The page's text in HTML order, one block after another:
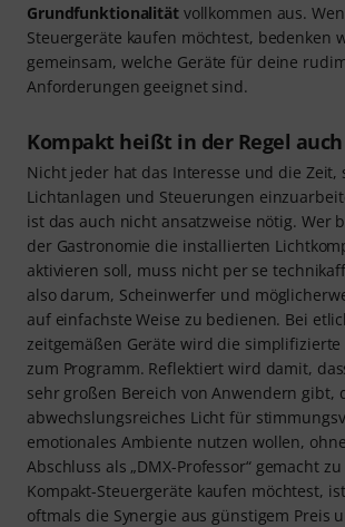
Grundfunktionalitätvollkommen aus.
Steuergeräte kaufen möchtest, bedenken
gemeinsam, welche Geräte für deine
Anforderungen geeignet sind.
Kompakt heißt in der Regel
Nicht jeder hat das Interesse und die Zeit,
Lichtanlagen und Steuerungen
ist das auch nicht ansatzweise nötig. Wer
der Gastronomie die installierten
aktivieren soll, muss nicht per se
also darum, Scheinwerfer und
auf einfachste Weise zu bedienen. Bei
zeitgemäßen Geräte wird die
zum Programm. Reflektiert wird damit,
sehr großen Bereich von Anwendern gibt,
abwechslungsreiches Licht für
emotionales Ambiente nutzen wollen,
Abschluss als „DMX-Professor“ gemacht
Kompakt-Steuergeräte kaufen möchtest,
oftmals die Synergie aus günstigem Preis